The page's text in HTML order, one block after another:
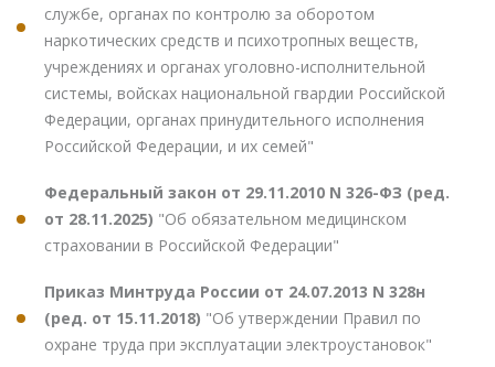
службе, органах по контролю за оборотом
наркотических средств и психотропных веществ,
учреждениях и органах уголовно-исполнительной
системы, войсках национальной гвардии Российской
Федерации, органах принудительного исполнения
Российской Федерации, и их семей"
Федеральный закон от 29.11.2010 N 326-ФЗ (ред.
от 28.11.2025) "Об обязательном медицинском
страховании в Российской Федерации"
Приказ Минтруда России от 24.07.2013 N 328н
(ред. от 15.11.2018) "Об утверждении Правил по
охране труда при эксплуатации электроустановок"